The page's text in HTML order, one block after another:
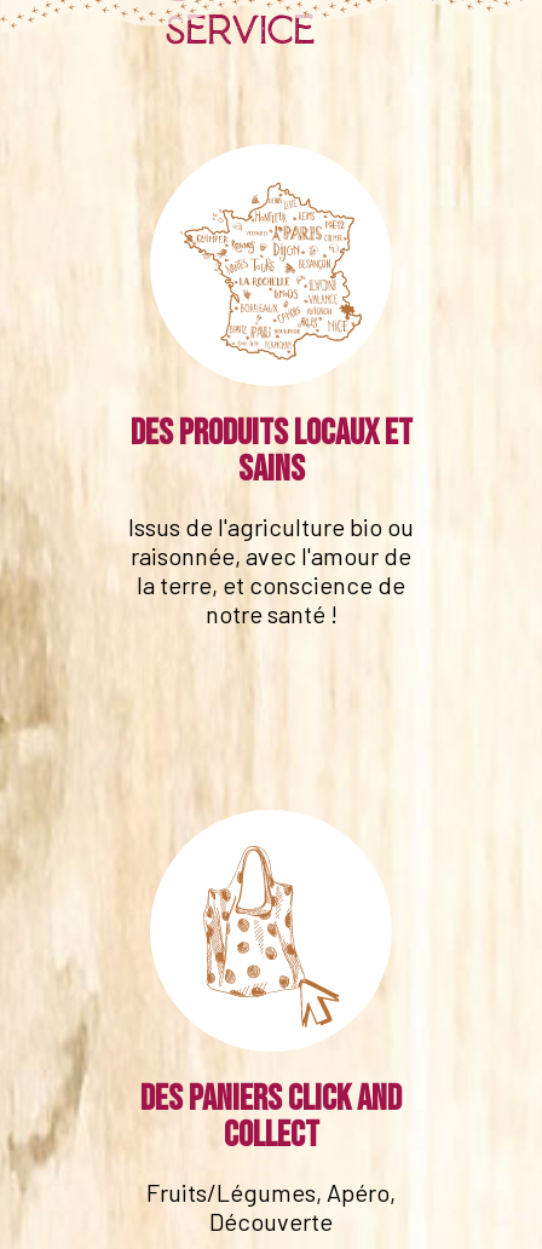
service
Des produits locaux et
sains
Issus de l'agriculture bio ou
raisonnée, avec l'amour de
la terre, et conscience de
notre santé !
Des paniers click and
collect
Fruits/Légumes, Apéro,
Découverte